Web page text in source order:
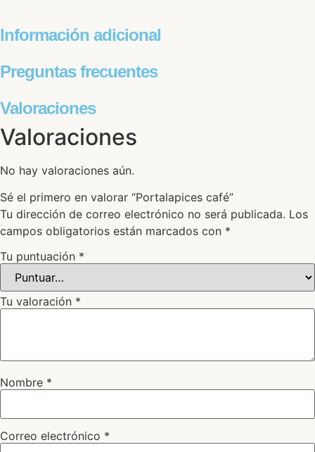
Información adicional
Preguntas frecuentes
Valoraciones
Valoraciones
No hay valoraciones aún.
Sé el primero en valorar “Portalapices café”
Tu dirección de correo electrónico no será publicada. Los
campos obligatorios están marcados con *
Tu puntuación *
Tu valoración *
Nombre *
Correo electrónico *